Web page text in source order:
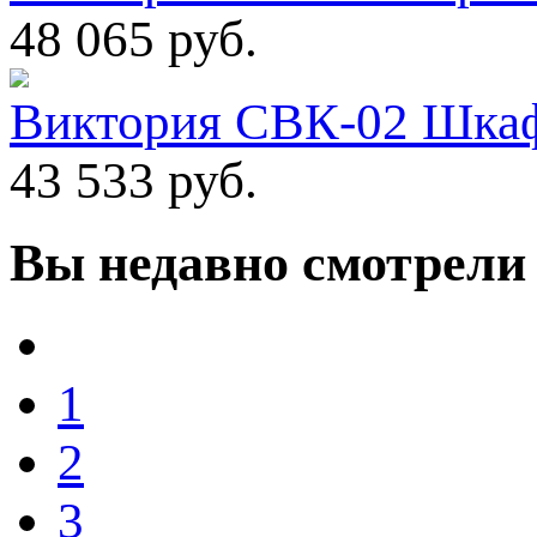
48 065 руб.
Виктория СВК-02
43 533 руб.
Вы недавно смотрели
1
2
3